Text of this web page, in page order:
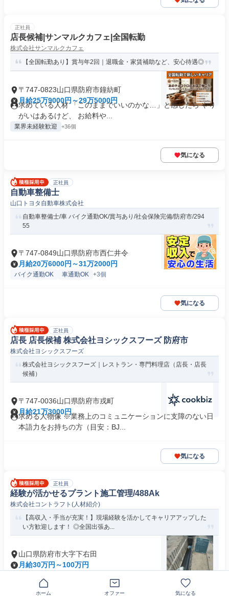
正社員
店長候補|サンマルクカフェ|全国転勤
株式会社サンマルクカフェ
【全国転勤あり】賞与年2回｜退職金・家賃補助など、安心待遇◎
〒747-0823山口県防府市鐘紡町
月給25万9000円～29万5000円
求めている人材 「このままでいいのかな…」と感じたら やり
がいはあるけど、 お給料や...
業界未経験歓迎 +36個
気になる
正社員
自動車整備士
山口トヨタ自動車株式会社
自動車整備士/車 バイク通勤OK/賞与あり/社会保険完備/防府市/294
55
〒747-0849山口県防府市西仁井令
月給20万6000円～31万2000円
バイク通勤OK 車通勤OK +3個
気になる
正社員
店長 店長候補 株式会社ヨシックスフーズ 防府市
株式会社ヨシックスフーズ
株式会社ヨシックスフーズ｜レストラン・専門料理店（店長・店長
候補）
〒747-0036山口県防府市戎町
月給21万3000円
求める人物像 ※業務上のコミュニケーションに支障のない日
本語力をお持ちの方（目安：BJ...
気になる
正社員
経験が活かせるプラント施工管理/488Ak
株式会社コントラフト(人材紹介)
【高収入・手当が充実！】現場経験を活かしてキャリアアップした
い方歓迎します！ ◎全国出張あ...
山口県防府市大字下右田
月給30万円～100万円
ホーム オファー 気になる